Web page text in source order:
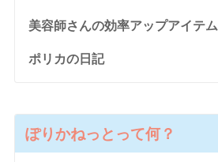
美容師さんの効率アップアイテム
ポリカの日記
ぽりかねっとって何？